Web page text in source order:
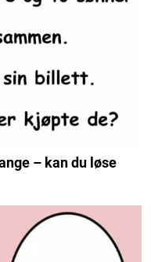
– kan du løse